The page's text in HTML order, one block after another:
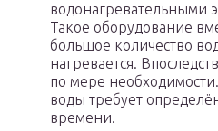
водонагревательными
Такое оборудование
большое количество
нагревается.
по мере
воды требует
времени.